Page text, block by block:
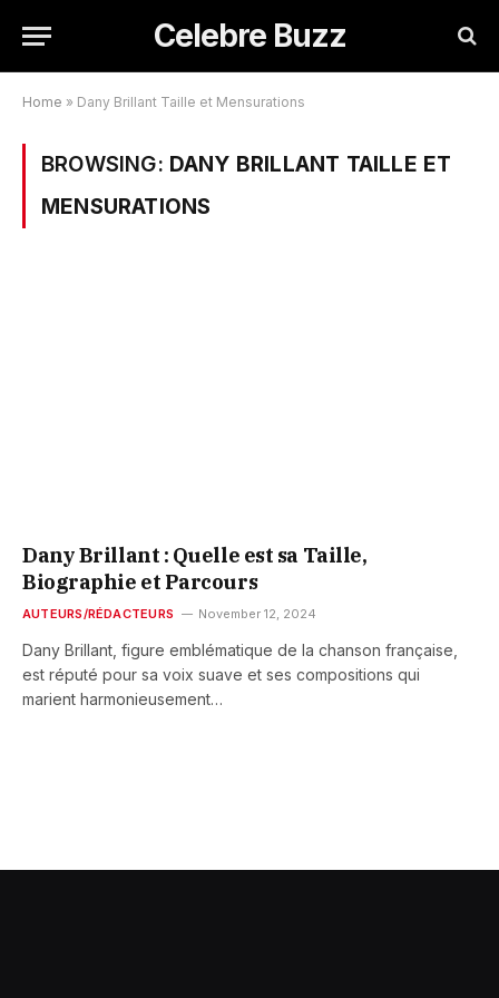
Celebre Buzz
Home » Dany Brillant Taille et Mensurations
BROWSING: DANY BRILLANT TAILLE ET
MENSURATIONS
Dany Brillant : Quelle est sa Taille,
Biographie et Parcours
AUTEURS/RÉDACTEURS November 12, 2024
Dany Brillant, figure emblématique de la chanson française,
est réputé pour sa voix suave et ses compositions qui
marient harmonieusement…